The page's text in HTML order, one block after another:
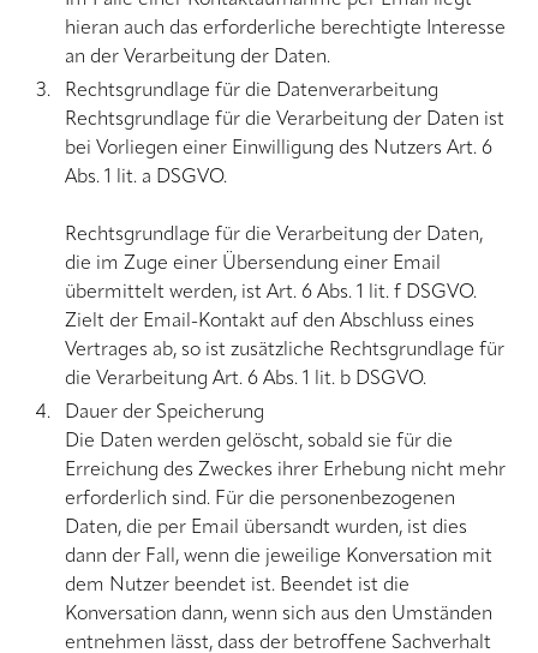
hieran auch das erforderliche berechtigte Interesse
an der Verarbeitung der Daten.
Rechtsgrundlage für die Datenverarbeitung
Rechtsgrundlage für die Verarbeitung der Daten ist
bei Vorliegen einer Einwilligung des Nutzers Art. 6
Abs. 1 lit. a DSGVO.
Rechtsgrundlage für die Verarbeitung der Daten,
die im Zuge einer Übersendung einer Email
übermittelt werden, ist Art. 6 Abs. 1 lit. f DSGVO.
Zielt der Email-Kontakt auf den Abschluss eines
Vertrages ab, so ist zusätzliche Rechtsgrundlage für
die Verarbeitung Art. 6 Abs. 1 lit. b DSGVO.
Dauer der Speicherung
Die Daten werden gelöscht, sobald sie für die
Erreichung des Zweckes ihrer Erhebung nicht mehr
erforderlich sind. Für die personenbezogenen
Daten, die per Email übersandt wurden, ist dies
dann der Fall, wenn die jeweilige Konversation mit
dem Nutzer beendet ist. Beendet ist die
Konversation dann, wenn sich aus den Umständen
entnehmen lässt, dass der betroffene Sachverhalt